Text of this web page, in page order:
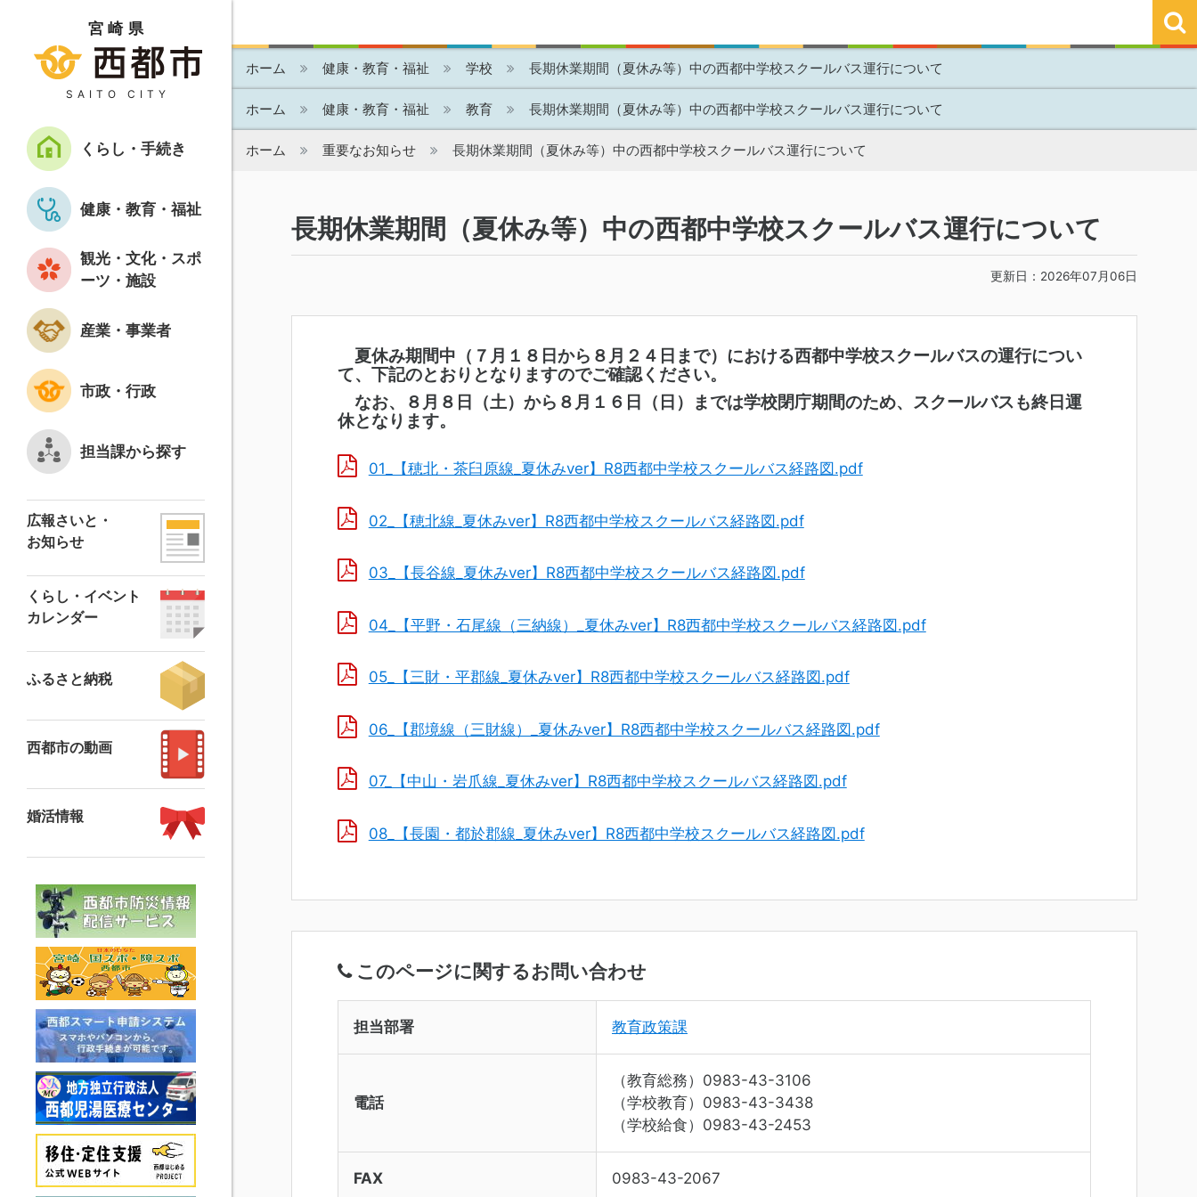
宮崎県
SAITO CITY
くらし・手続き
健康・教育・福祉
観光・文化・スポ
ーツ・施設
産業・事業者
市政・行政
担当課から探す
広報さいと・
お知らせ
くらし・イベント
カレンダー
ふるさと納税
西都市の動画
婚活情報
ホーム 健康・教育・福祉 学校 長期休業期間（夏休み等）中の西都中学校スクールバス運行について
ホーム 健康・教育・福祉 教育 長期休業期間（夏休み等）中の西都中学校スクールバス運行について
ホーム 重要なお知らせ 長期休業期間（夏休み等）中の西都中学校スクールバス運行について
長期休業期間（夏休み等）中の西都中学校スクールバス運行について
更新日：2026年07月06日
夏休み期間中（７月１８日から８月２４日まで）における西都中学校スクールバスの運行につい
て、下記のとおりとなりますのでご確認ください。
なお、８月８日（土）から８月１６日（日）までは学校閉庁期間のため、スクールバスも終日運
休となります。
01_【穂北・茶臼原線_夏休みver】R8西都中学校スクールバス経路図.pdf
02_【穂北線_夏休みver】R8西都中学校スクールバス経路図.pdf
03_【長谷線_夏休みver】R8西都中学校スクールバス経路図.pdf
04_【平野・石尾線（三納線）_夏休みver】R8西都中学校スクールバス経路図.pdf
05_【三財・平郡線_夏休みver】R8西都中学校スクールバス経路図.pdf
06_【郡境線（三財線）_夏休みver】R8西都中学校スクールバス経路図.pdf
07_【中山・岩爪線_夏休みver】R8西都中学校スクールバス経路図.pdf
08_【長園・都於郡線_夏休みver】R8西都中学校スクールバス経路図.pdf
このページに関するお問い合わせ
担当部署 教育政策課
電話
（教育総務）0983-43-3106
（学校教育）0983-43-3438
（学校給食）0983-43-2453
FAX 0983-43-2067